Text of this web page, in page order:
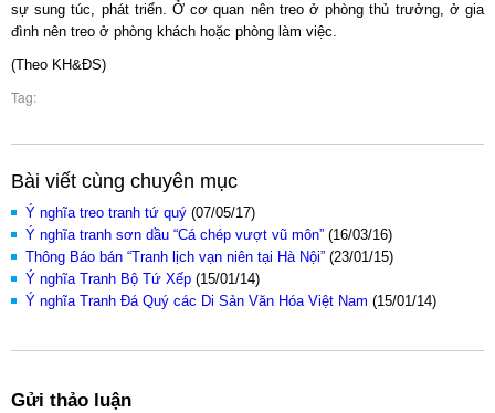
sự sung túc, phát triển. Ở cơ quan nên treo ở phòng thủ trưởng, ở gia
đình nên treo ở phòng khách hoặc phòng làm việc.
(Theo KH&ĐS)
Tag:
Bài viết cùng chuyên mục
Ý nghĩa treo tranh tứ quý (07/05/17)
Ý nghĩa tranh sơn dầu “Cá chép vượt vũ môn” (16/03/16)
Thông Báo bán “Tranh lịch vạn niên tại Hà Nội” (23/01/15)
Ý nghĩa Tranh Bộ Tứ Xếp (15/01/14)
Ý nghĩa Tranh Đá Quý các Di Sản Văn Hóa Việt Nam (15/01/14)
Gửi thảo luận